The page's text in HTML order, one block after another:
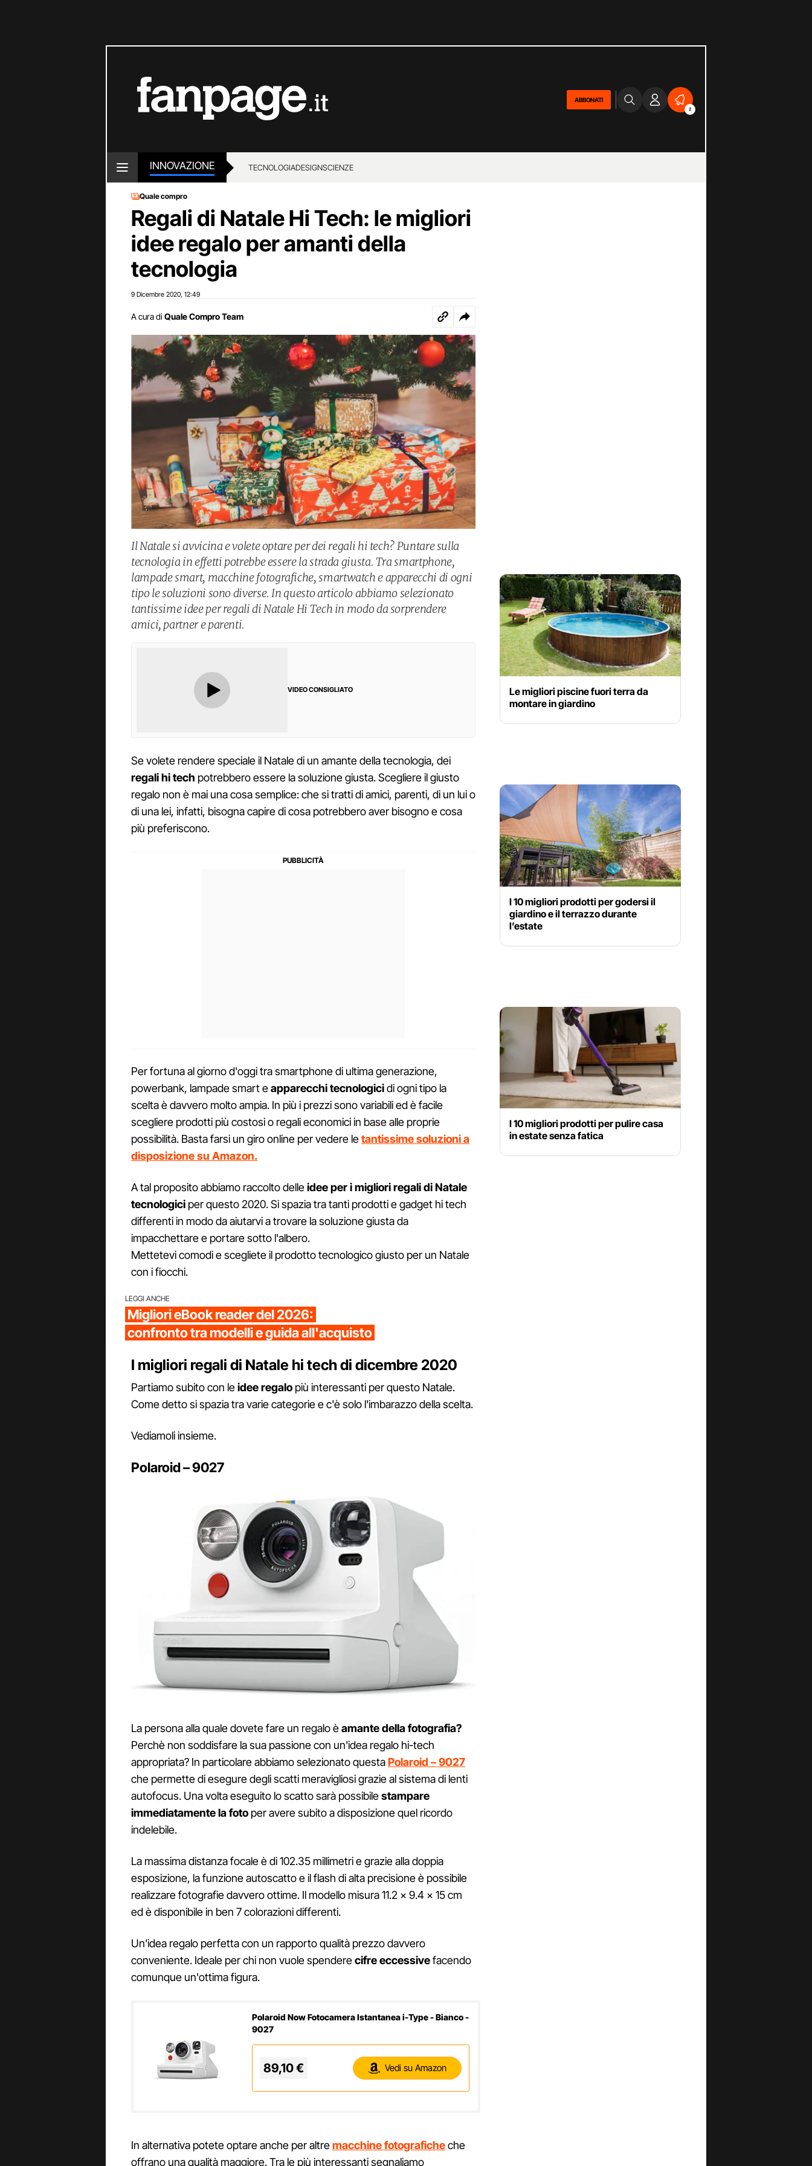
ABBONATI
2
INNOVAZIONE TECNOLOGIADESIGNSCIENZE
Quale compro
Regali di Natale Hi Tech: le migliori
idee regalo per amanti della
tecnologia
9 Dicembre 2020 12:49
A cura di Quale Compro Team
Il Natale si avvicina e volete optare per dei regali hi tech? Puntare sulla
tecnologia in effetti potrebbe essere la strada giusta. Tra smartphone,
lampade smart, macchine fotografiche, smartwatch e apparecchi di ogni
tipo le soluzioni sono diverse. In questo articolo abbiamo selezionato
tantissime idee per regali di Natale Hi Tech in modo da sorprendere
amici, partner e parenti.
VIDEO CONSIGLIATO
Se volete rendere speciale il Natale di un amante della tecnologia, dei
regali hi tech potrebbero essere la soluzione giusta. Scegliere il giusto
regalo non è mai una cosa semplice: che si tratti di amici, parenti, di un lui o
di una lei, infatti, bisogna capire di cosa potrebbero aver bisogno e cosa
più preferiscono.
Per fortuna al giorno d'oggi tra smartphone di ultima generazione,
powerbank, lampade smart eapparecchi tecnologicidi ogni tipo la
scelta è davvero molto ampia. In più i prezzi sono variabili ed è facile
scegliere prodotti più costosi o regali economici in base alle proprie
possibilità. Basta farsi un giro online per vedere letantissime soluzioni a
disposizione su Amazon.
A tal proposito abbiamo raccolto delleidee per i migliori regali di Natale
tecnologici per questo 2020. Si spazia tra tanti prodotti e gadget hi tech
differenti in modo da aiutarvi a trovare la soluzione giusta da
impacchettare e portare sotto l'albero.
Mettetevi comodi e scegliete il prodotto tecnologico giusto per un Natale
con i fiocchi.
LEGGI ANCHE
Migliori eBook reader del 2026:
confronto tra modelli e guida all'acquisto
I migliori regali di Natale hi tech di dicembre 2020
Partiamo subito con leidee regalo più interessanti per questo Natale.
Come detto si spazia tra varie categorie e c'è solo l'imbarazzo della scelta.
Vediamoli insieme.
Polaroid – 9027
La persona alla quale dovete fare un regalo èamante della fotografia?
Perchè non soddisfare la sua passione con un'idea regalo hi-tech
appropriata? In particolare abbiamo selezionato questaPolaroid – 9027
che permette di esegure degli scatti meravigliosi grazie al sistema di lenti
autofocus. Una volta eseguito lo scatto sarà possibilestampare
immediatamente la foto per avere subito a disposizione quel ricordo
indelebile.
La massima distanza focale è di 102.35 millimetri e grazie alla doppia
esposizione, la funzione autoscatto e il flash di alta precisione è possibile
realizzare fotografie davvero ottime. Il modello misura 11.2 x 9.4 x 15 cm
ed è disponibile in ben 7 colorazioni differenti.
Un'idea regalo perfetta con un rapporto qualità prezzo davvero
conveniente. Ideale per chi non vuole spenderecifre eccessivefacendo
comunque un'ottima figura.
Polaroid Now Fotocamera Istantanea i-Type - Bianco -
9027
89,10 € Vedi su Amazon
In alternativa potete optare anche per altremacchine fotograficheche
offrano una qualità maggiore. Tra le più interessanti segnaliamo
Le migliori piscine fuori terra da
montare in giardino
I 10 migliori prodotti per godersi il
giardino e il terrazzo durante
l’estate
I 10 migliori prodotti per pulire casa
in estate senza fatica